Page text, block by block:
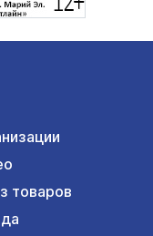
товаров